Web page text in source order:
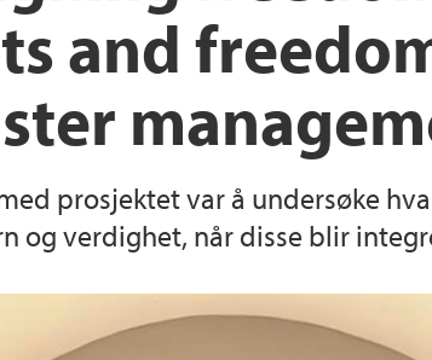
and
prosjektet var å undersøke
og verdighet, når disse blir